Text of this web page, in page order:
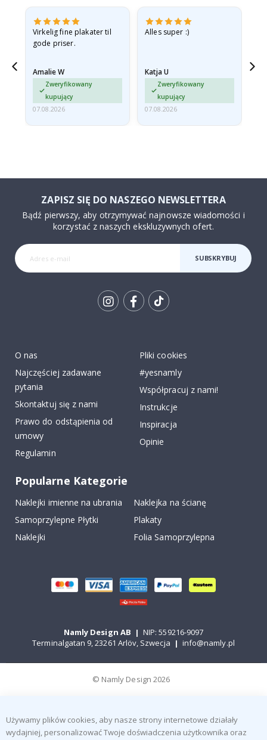
Virkelig fine plakater til
gode priser.
Amalie W
Zweryfikowany
kupujący
07.08.2026
Alles super :)
Katja U
Zweryfikowany
kupujący
07.08.2026
ZAPISZ SIĘ DO NASZEGO NEWSLETTERA
Bądź pierwszy, aby otrzymywać najnowsze wiadomości i
korzystać z naszych ekskluzywnych ofert.
SUBSKRYBUJ
O nas
Najczęściej zadawane
pytania
Skontaktuj się z nami
Prawo do odstąpienia od
umowy
Regulamin
Pliki cookies
#yesnamly
Współpracuj z nami!
Instrukcje
Inspiracja
Opinie
Popularne Kategorie
Naklejki imienne na ubrania
Naklejka na ścianę
Samoprzylepne Płytki
Plakaty
Naklejki
Folia Samoprzylepna
Namly Design AB | NIP: 559216-9097
Terminalgatan 9, 23261 Arlöv, Szwecja | info@namly.pl
© Namly Design 2026
Używamy plików cookies, aby nasze strony internetowe działały
wydajniej, personalizować Twoje doświadczenia użytkownika oraz